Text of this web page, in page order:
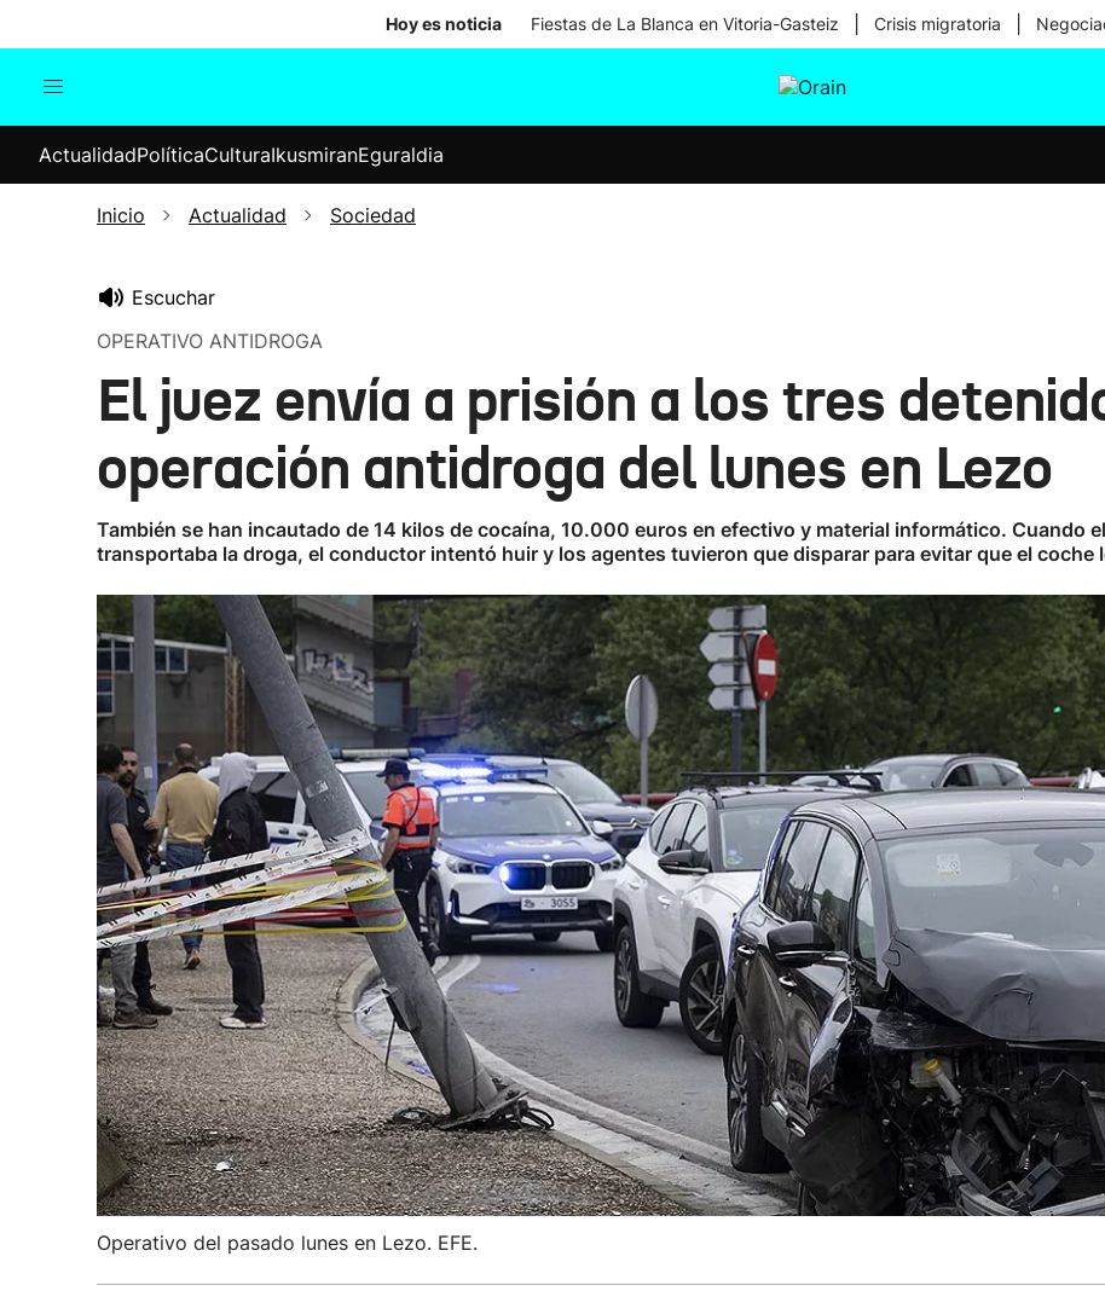
Hoy es noticia Fiestas de La Blanca en Vitoria-Gasteiz Crisis migratoria
Internacional
Elecciones
ActualidadPolíticaCulturaIkusmiranEguraldia
Inicio Actualidad Sociedad
Escuchar
OPERATIVO ANTIDROGA
El juez envía a prisión a los tres
operación antidroga del lunes en Lezo
También se han incautado de 14 kilos de cocaína, 10.000 euros en efectivo y material informático. Cuando
transportaba la droga, el conductor intentó huir y los agentes tuvieron que disparar para evitar que el coche
Operativo del pasado lunes en Lezo. EFE.